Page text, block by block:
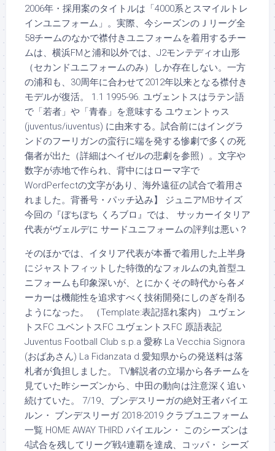
2006年・採用案のタイトルは「4000系とスマイルトレ
インユニフォーム」。実際、今シーズンのＪリーグ全
58チームのなかで襟付きユニフォームを着用するチー
ムは、横浜FMと浦和以外では、J2モンテディオ山形
（セカンドユニフォームのみ）しか存在しない。一方
の浦和も、30周年に合わせて2012年以来となる襟付き
モデルが復活。 1.1 1995-96. ユヴェントスはラテン語
で「若者」や「青春」を意味する ユウェントゥス
(juventus/iuventus) に由来する。試合前にはイングラ
ンドのフーリガンの蛮行に端を発する惨劇で多くの死
傷者が出た（詳細はヘイゼルの悲劇を参照）。文字や
数字が赤地で作られ、背中にはローマ字で
WordPerfectの文字があり、海外遠征の試合で着用さ
れました。背番号・パッチ込み】 ジュニアMBサイズ
今回の『ぼちぼち くろブロ』では、 サッカーイタリア
代表がヴェルデに サードユニフォームの評判は悪い？
そのほかでは、イタリア代表が本番で着用した上半身
にジャストフィットした特徴的なフォルムの丸首型ユ
ニフォームも印象深いが、とにかくその時代から各メ
ーカーは機能性を追求すべく技術開発にしのぎを削る
ようになった。 （Template:表記揺れ案内） ユヴェン
トスFC ユベントスFC ユヴェントスFC 原語表記
Juventus Football Club s.p.a 愛称 La Vecchia Signora
(おばあさん) La Fidanzata d.愛知県からの発送料は落
札者が負担しました。 TV解説者の立場から各チームを
見ていた昨シーズンから、中田の動向は注意深く追い
続けていた。 7/19、ブンデスリーガの絶対王者バイエ
ルン・ ブンデスリーガ 2018-2019 クラブユニフォーム
一覧 HOME AWAY THIRD バイエルン・ このシーズンは
4試合を残してリーグ戦4連覇を達成、コッパ・ シーズ